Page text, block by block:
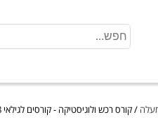
/קורס רכש ולוגיסטיקה - קורסים לגילאי 18 ומעלה באזור השפלה